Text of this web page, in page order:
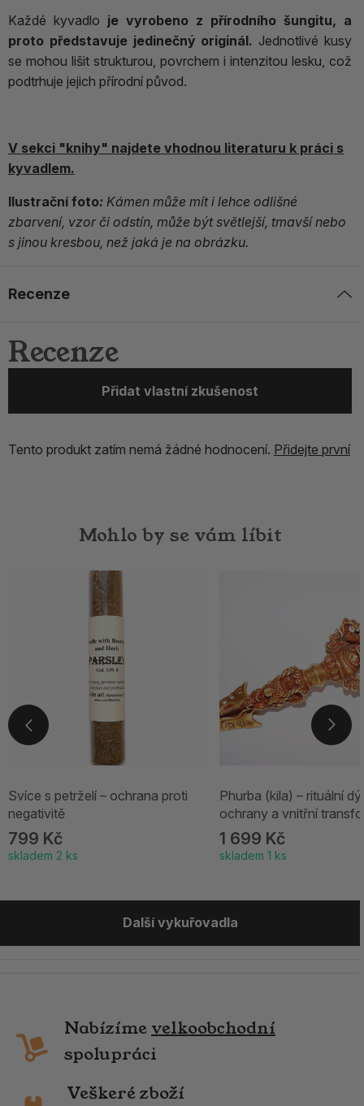
Každé kyvadlo je vyrobeno z přírodního šungitu, a
proto představuje jedinečný originál. Jednotlivé kusy
se mohou lišit strukturou, povrchem i intenzitou lesku, což
podtrhuje jejich přírodní původ.
V sekci "knihy" najdete vhodnou literaturu k práci s
kyvadlem.
Ilustrační foto: Kámen může mít i lehce odlišné
zbarvení, vzor či odstín, může být světlejší, tmavší nebo
s jinou kresbou, než jaká je na obrázku.
Recenze
Recenze
Přidat vlastní zkušenost
Tento produkt zatím nemá žádné hodnocení. Přidejte první
Mohlo by se vám líbit
Svíce s petrželí – ochrana proti
negativitě
799 Kč
skladem 2 ks
Phurba (kila) – rituální
ochrany a vnitřní
1 699 Kč
skladem 1 ks
Další vykuřovadla
Nabízíme velkoobchodní
spolupráci
Veškeré zboží